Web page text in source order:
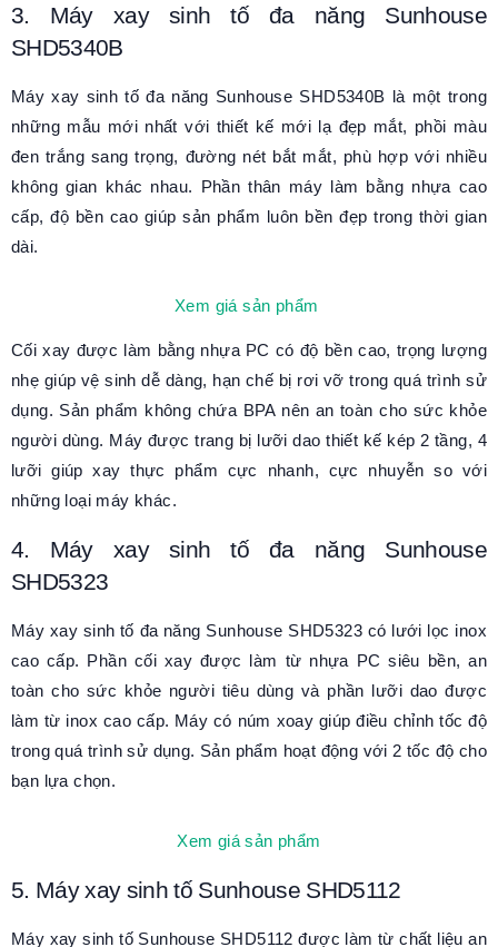
3. Máy xay sinh tố đa năng Sunhouse
SHD5340B
Máy xay sinh tố đa năng Sunhouse SHD5340B là một trong
những mẫu mới nhất với thiết kế mới lạ đẹp mắt, phồi màu
đen trắng sang trọng, đường nét bắt mắt, phù hợp với nhiều
không gian khác nhau. Phần thân máy làm bằng nhựa cao
cấp, độ bền cao giúp sản phẩm luôn bền đẹp trong thời gian
dài.
Xem giá sản phẩm
Cối xay được làm bằng nhựa PC có độ bền cao, trọng lượng
nhẹ giúp vệ sinh dễ dàng, hạn chế bị rơi vỡ trong quá trình sử
dụng. Sản phẩm không chứa BPA nên an toàn cho sức khỏe
người dùng. Máy được trang bị lưỡi dao thiết kế kép 2 tầng, 4
lưỡi giúp xay thực phẩm cực nhanh, cực nhuyễn so với
những loại máy khác.
4. Máy xay sinh tố đa năng Sunhouse
SHD5323
Máy xay sinh tố đa năng Sunhouse SHD5323 có lưới lọc inox
cao cấp. Phần cối xay được làm từ nhựa PC siêu bền, an
toàn cho sức khỏe người tiêu dùng và phần lưỡi dao được
làm từ inox cao cấp. Máy có núm xoay giúp điều chỉnh tốc độ
trong quá trình sử dụng. Sản phẩm hoạt động với 2 tốc độ cho
bạn lựa chọn.
Xem giá sản phẩm
5. Máy xay sinh tố Sunhouse SHD5112
Máy xay sinh tố Sunhouse SHD5112 được làm từ chất liệu an